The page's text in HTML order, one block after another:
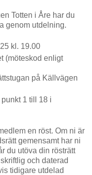
Totten i Åre har du
genom utdelning.
kl. 19.00
(möteskod enligt
på Källvägen
1 till 18 i
en röst. Om ni är
gemensamt har ni
du utöva din rösträtt
och daterad
tidigare utdelad